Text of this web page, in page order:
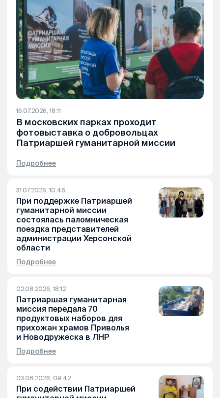
16.07.2026, 18:11
В московских парках проходит
фотовыставка о добровольцах
Патриаршей гуманитарной миссии
Подробнее
31.07.2026, 10:46
При поддержке Патриаршей
гуманитарной миссии
состоялась паломническая
поездка представителей
администрации Херсонской
области
Подробнее
02.08.2026, 18:12
Патриаршая гуманитарная
миссия передала 70
продуктовых наборов для
прихожан храмов Приволья
и Новодружеска в ЛНР
Подробнее
03.08.2026, 09:42
При содействии Патриаршей